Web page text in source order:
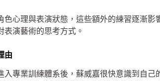
心理與表演狀態，這些額外的練習逐漸影
演藝術的思考方式。
由
專業訓練體系後，蘇威嘉很快意識到自